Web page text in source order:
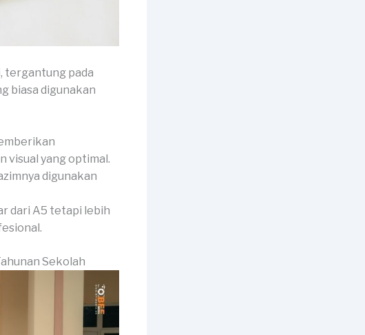
tergantung pada
biasa digunakan
visual yang optimal.
digunakan
dari A5 tetapi lebih
Sekolah